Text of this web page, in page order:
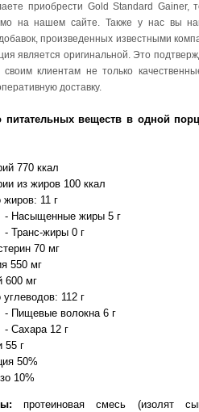
приобрести Gold Standard Gainer,
на нашем сайте. Также у нас вы
произведенных известными
является оригинальной. Это
своим клиентам не только
доставку.
питательных веществ в одной
770 ккал
из жиров 100 ккал
жиров: 11 г
- Насыщенные жиры 5 г
- Транс-жиры 0 г
70 мг
550 мг
600 мг
углеводов: 112 г
- Пищевые волокна 6 г
- Сахара 12 г
55 г
50%
10%
протеиновая смесь (изолят